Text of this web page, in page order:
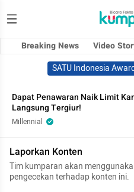
Breaking News Video
SATU Indonesia
Dapat Penawaran Naik Limit
Langsung Tergiur!
Millennial
Laporkan Konten
Tim kumparan akan
pengecekan terhadap konten ini.